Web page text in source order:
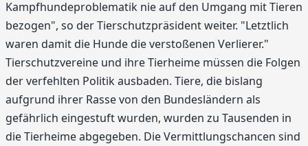
Kampfhundeproblematik nie auf den Umgang mit Tieren
bezogen", so der Tierschutzpräsident weiter. "Letztlich
waren damit die Hunde die verstoßenen Verlierer."
Tierschutzvereine und ihre Tierheime müssen die Folgen
der verfehlten Politik ausbaden. Tiere, die bislang
aufgrund ihrer Rasse von den Bundesländern als
gefährlich eingestuft wurden, wurden zu Tausenden in
die Tierheime abgegeben. Die Vermittlungschancen sind